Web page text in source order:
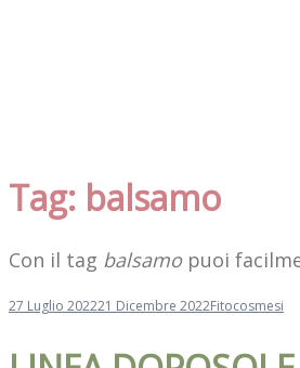
Tag: balsamo
Con il tag balsamopuoi
27 Luglio 202221 Dicembre 2022Fitocosmesi